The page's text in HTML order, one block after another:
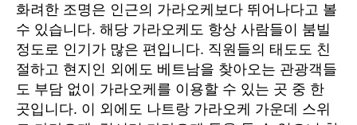
화려한 조명은 인근의 가라오케보다 뛰어나다고 볼
수 있습니다. 해당 가라오케도 항상 사람들이 붐빌
정도로 인기가 많은 편입니다. 직원들의 태도도 친
절하고 현지인 외에도 베트남을 찾아오는 관광객들
도 부담 없이 가라오케를 이용할 수 있는 곳 중 한
곳입니다. 이 외에도 나트랑 가라오케 가운데 스위